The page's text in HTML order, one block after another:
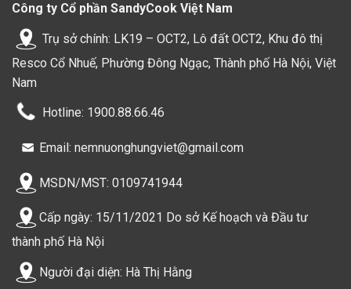
Công ty Cổ phần SandyCook Việt Nam
Trụ sở chính: LK19 – OCT2, Lô đất OCT2, Khu đô thị
Resco Cổ Nhuế, Phường Đông Ngạc, Thành phố Hà Nội, Việt
Nam
Hotline: 1900.88.66.46
Email: nemnuonghungviet@gmail.com
MSDN/MST: 0109741944
Cấp ngày: 15/11/2021 Do sở Kế hoạch và Đầu tư
thành phố Hà Nội
Người đại diện: Hà Thị Hằng